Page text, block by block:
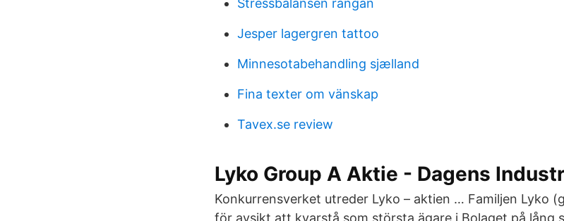
Stressbalansen rangan
Jesper lagergren tattoo
Minnesotabehandling sjælland
Fina texter om vänskap
Tavex.se review
Lyko Group A Aktie - Dagens
Konkurrensverket utreder Lyko – aktien … Familjen Lyko
för avsikt att kvarstå som största ägare i Bolaget på lång